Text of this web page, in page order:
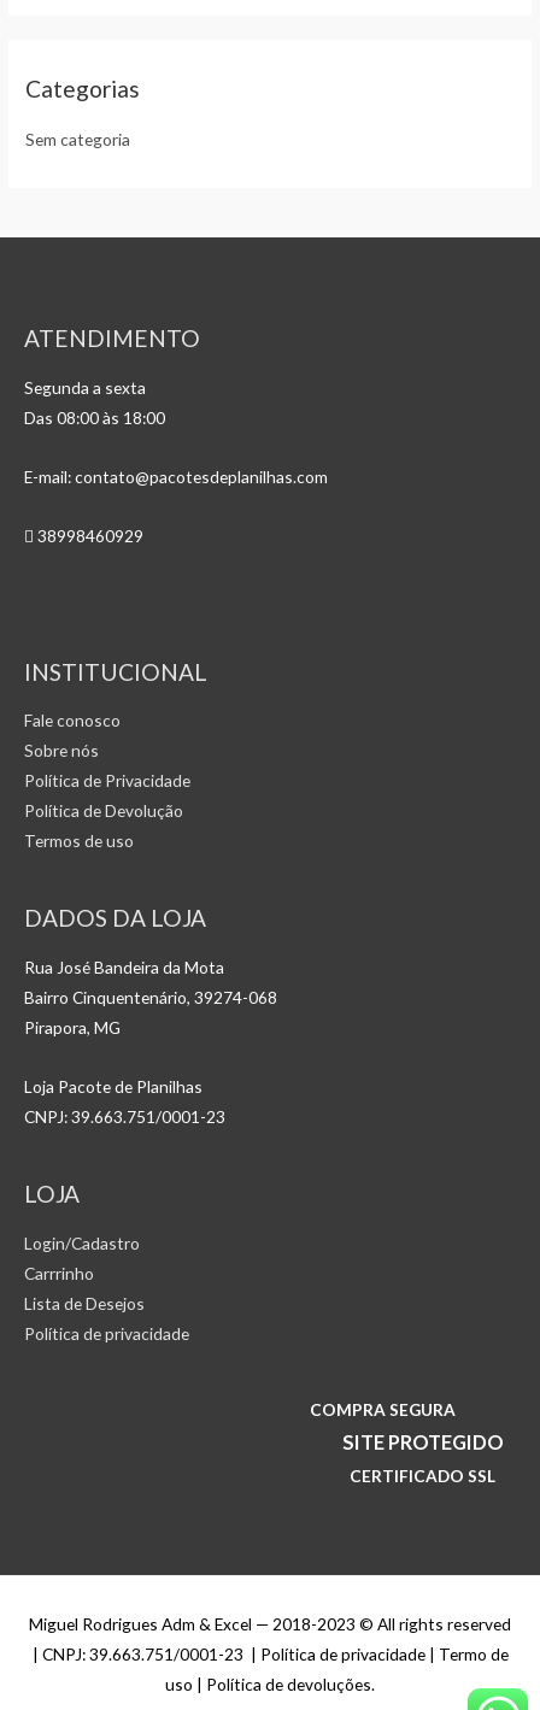
p
r
u
Categorias
Sem categoria
ATENDIMENTO
Segunda a sexta
Das 08:00 às 18:00
E-mail: contato@pacotesdeplanilhas.com
38998460929
INSTITUCIONAL
Fale conosco
Sobre nós
Política de Privacidade
Política de Devolução
Termos de uso
DADOS DA LOJA
Rua José Bandeira da Mota
Bairro Cinquentenário, 39274-068
Pirapora, MG
Loja Pacote de Planilhas
CNPJ: 39.663.751/0001-23
LOJA
Login/Cadastro
Carrrinho
Lista de Desejos
Política de privacidade
COMPRA SEGURA
SITE PROTEGIDO
CERTIFICADO SSL
Miguel Rodrigues Adm & Excel — 2018-2023 © All rights reserved
| CNPJ: 39.663.751/0001-23 | Política de privacidade | Termo de
uso | Política de devoluções.